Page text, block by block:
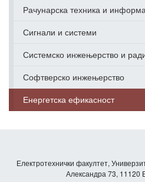
Рачунарска техника и
Сигнали и системи
Системско инжењерство и
Софтверско инжењерство
Енергетска ефикасност
Електротехнички факултет,
Александра 73, 11120